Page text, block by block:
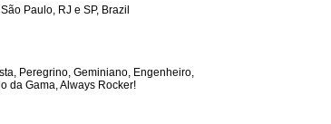
Paulo, RJ e SP, Brazil
Peregrino, Geminiano, Engenheiro,
da Gama, Always Rocker!